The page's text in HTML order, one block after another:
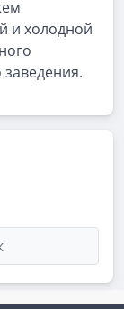
и холодной